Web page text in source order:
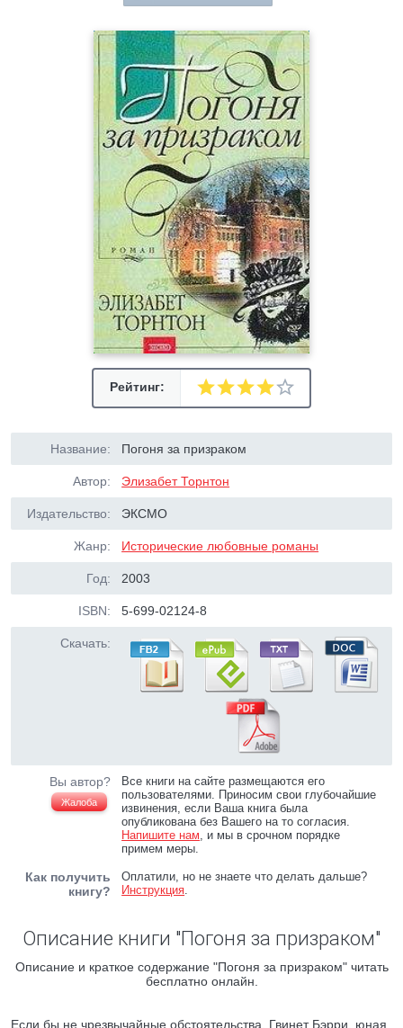
Рейтинг:
Название: Погоня за призраком
Автор: Элизабет Торнтон
Издательство: ЭКСМО
Жанр: Исторические любовные романы
Год: 2003
ISBN: 5-699-02124-8
Скачать:
Вы автор?
Жалоба
Все книги на сайте размещаются его
пользователями. Приносим свои глубочайшие
извинения, если Ваша книга была
опубликована без Вашего на то согласия.
Напишите нам, и мы в срочном порядке
примем меры.
Как получить
книгу?
Оплатили, но не знаете что делать дальше?
Инструкция.
Описание книги "Погоня за призраком"
Описание и краткое содержание "Погоня за призраком" читать
бесплатно онлайн.
Если бы не чрезвычайные обстоятельства, Гвинет Бэрри, юная